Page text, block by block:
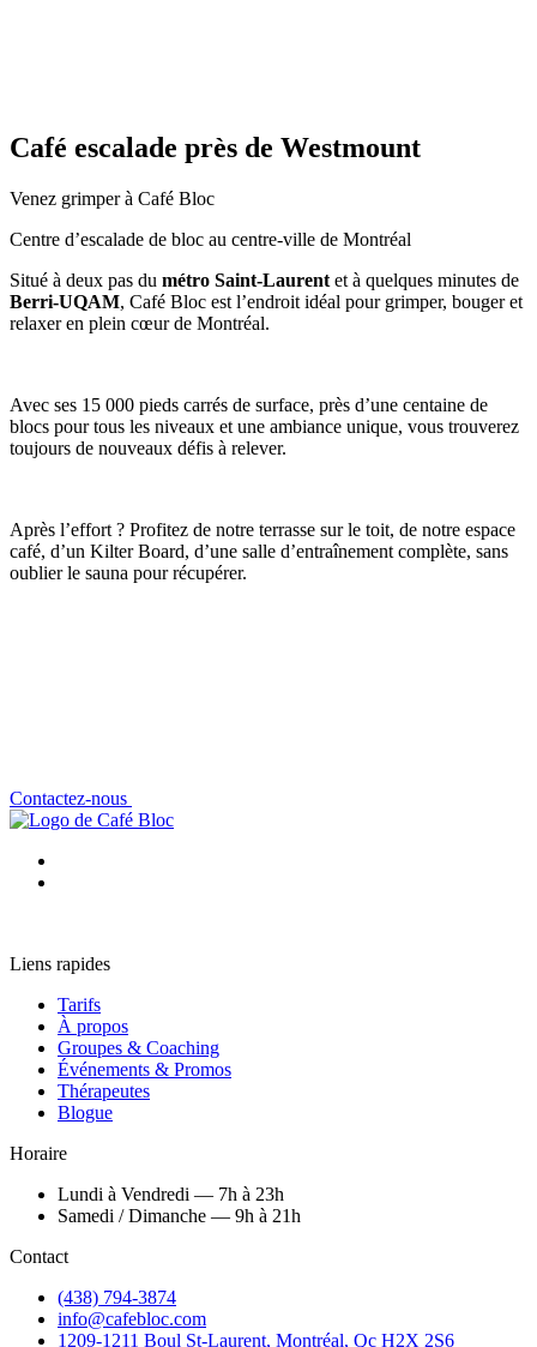
Café escalade près de Westmount
Venez grimper à Café Bloc
Centre d’escalade de bloc au centre-ville de Montréal
Situé à deux pas du métro Saint-Laurent et à quelques minutes de
Berri-UQAM, Café Bloc est l’endroit idéal pour grimper, bouger et
relaxer en plein cœur de Montréal.
Avec ses 15 000 pieds carrés de surface, près d’une centaine de
blocs pour tous les niveaux et une ambiance unique, vous trouverez
toujours de nouveaux défis à relever.
Après l’effort ? Profitez de notre terrasse sur le toit, de notre espace
café, d’un Kilter Board, d’une salle d’entraînement complète, sans
oublier le sauna pour récupérer.
Contactez-nous
Liens rapides
Tarifs
À propos
Groupes & Coaching
Événements & Promos
Thérapeutes
Blogue
Horaire
Lundi à Vendredi — 7h à 23h
Samedi / Dimanche — 9h à 21h
Contact
(438) 794-3874
info@cafebloc.com
1209-1211 Boul St-Laurent, Montréal, Qc H2X 2S6